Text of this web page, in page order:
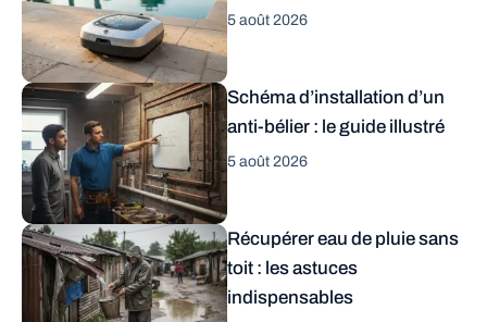
5 août 2026
Schéma d’installation d’un
anti-bélier : le guide illustré
5 août 2026
Récupérer eau de pluie sans
toit : les astuces
indispensables